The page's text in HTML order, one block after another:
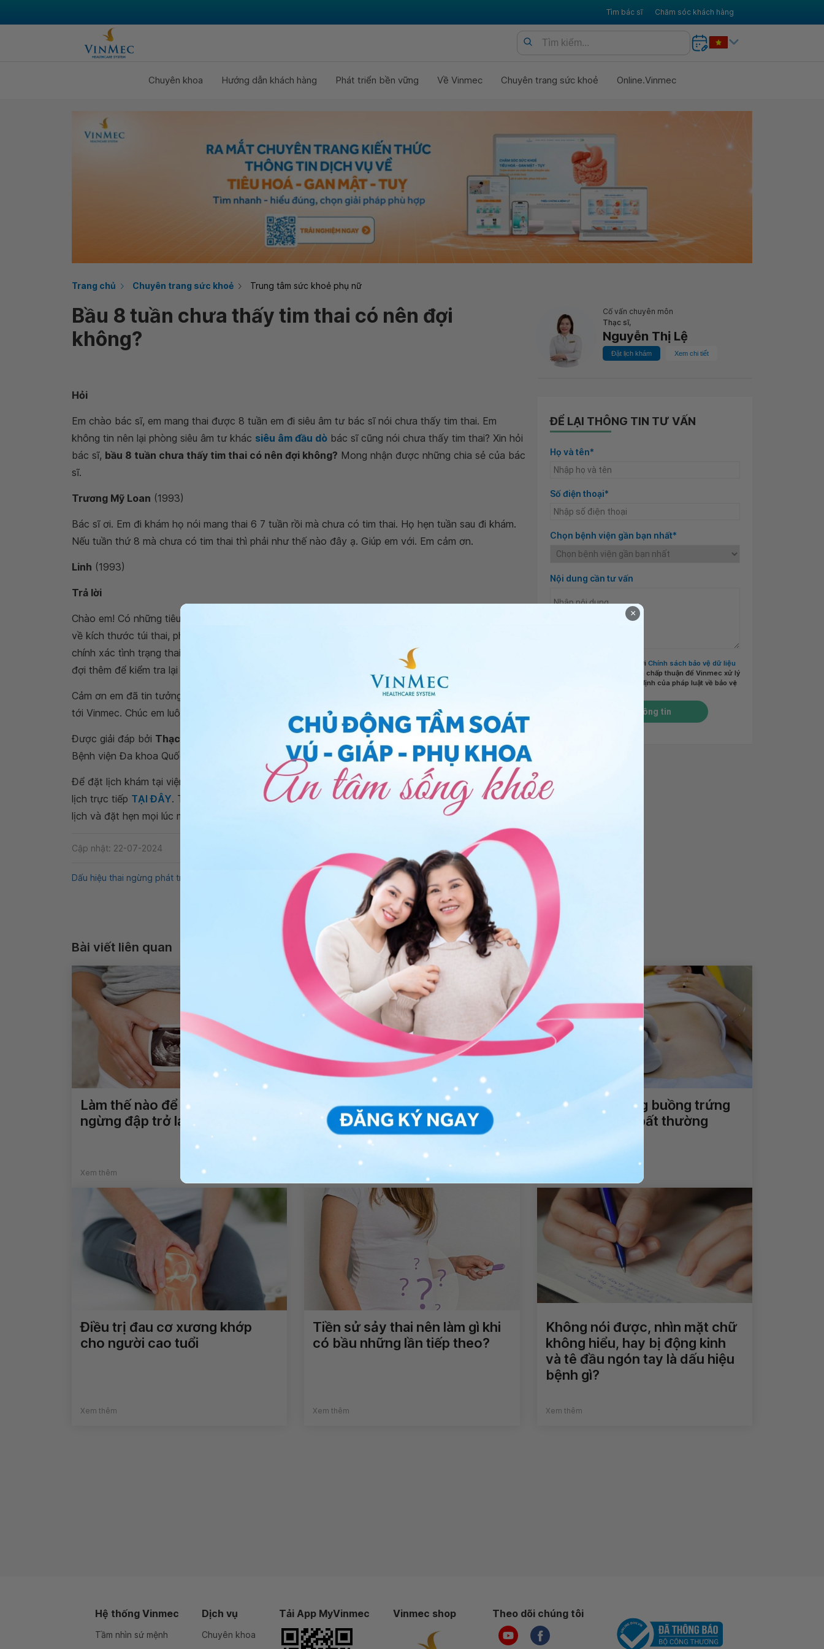
Tìm bác sĩ Chăm sóc khách hàng
Chuyên khoa Hướng dẫn khách hàng Phát triển bền vững Về Vinmec Chuyên trang sức khoẻ Online.Vinmec
Trang chủ Chuyên trang sức khoẻ Trung tâm sức khoẻ phụ nữ
Bầu 8 tuần chưa thấy tim thai có nên đợi
không?
Cố vấn chuyên môn
Thạc sĩ,
Nguyễn Thị Lệ
Đặt lịch khám Xem chi tiết
Hỏi
Em chào bác sĩ, em mang thai được 8 tuần em đi siêu âm tư bác sĩ nói chưa thấy tim thai. Em
không tin nên lại phòng siêu âm tư khác siêu âm đầu dò bác sĩ cũng nói chưa thấy tim thai? Xin hỏi
bác sĩ, bầu 8 tuần chưa thấy tim thai có nên đợi không? Mong nhận được những chia sẻ của bác
sĩ.
Trương Mỹ Loan (1993)
Bác sĩ ơi. Em đi khám họ nói mang thai 6 7 tuần rồi mà chưa có tim thai. Họ hẹn tuần sau đi khám.
Nếu tuần thứ 8 mà chưa có tim thai thì phải như thế nào đây ạ. Giúp em với. Em cảm ơn.
Linh (1993)
Trả lời
Chào em! Có những tiêu chuẩn để chẩn đoán thai ngưng tiến triển. Trong siêu âm đó là tiêu chuẩn
về kích thước túi thai, phôi thai cần thấy hoạt động của tim thai. Em nên trao đổi với bác sĩ để biết
chính xác tình trạng thai của mình. Nếu bác sĩ kết luận thai ngưng tiến triển thì em không nên chờ
đợi thêm để kiểm tra lại nữa.
Cảm ơn em đã tin tưởng và chia sẻ câu hỏi “
Bầu 8 tuần chưa thấy tim thai có nên đợi không?”
tới Vinmec. Chúc em luôn có sức khỏe tốt cùng một thai kỳ khỏe mạnh.
Được giải đáp bởi Thạc sĩ, Bác sĩ Nguyễn Thị Lệ
- Bác sĩ Sản Phụ khoa - Khoa Sản Phụ Khoa -
Bệnh viện Đa khoa Quốc tế Vinmec Đà Nẵng
Để đặt lịch khám tại viện, Quý khách vui lòng bấm sốHOTLINE, đặt mua GÓI DỊCH VỤhoặc đặt
lịch trực tiếp TẠI ĐÂY. Tải và đặt lịch khám tự động trên ứng dụng My Vinmec để quản lý, theo dõi
lịch và đặt hẹn mọi lúc mọi nơi ngay trên ứng dụng.
Cập nhật: 22-07-2024 Chia sẻ
Dấu hiệu thai ngừng phát triển Siêu âm tim thai Siêu âm đầu dò Sản khoa
ĐỂ LẠI THÔNG TIN TƯ VẤN
Họ và tên*
Số điện thoại*
Chọn bệnh viện gần bạn nhất*
Nội dung cần tư vấn
Tôi đã đọc và đồng ý với Chính sách bảo vệ dữ liệu
và chấp thuận để Vinmec xử lý
DLCN của tôi theo quy định của pháp luật về bảo vệ
Gửi thông tin
Bài viết liên quan
Làm thế nào để tim thai đã
ngừng đập trở lại bình thường?
Xem thêm
Sau khi sảy thai, quan hệ
không an toàn có khả năng thụ
thai không?
Siêu âm tử cung buồng trứng
xuất hiện màu bất thường
Điều trị đau cơ xương khớp
cho người cao tuổi
Xem thêm
Tiền sử sảy thai nên làm gì khi
có bầu những lần tiếp theo?
Xem thêm
Không nói được, nhìn mặt chữ
không hiểu, hay bị động kinh
và tê đầu ngón tay là dấu hiệu
bệnh gì?
Xem thêm
Hệ thống Vinmec
Tầm nhìn sứ mệnh
Dịch vụ
Chuyên khoa
Tải App MyVinmec Vinmec shop Theo dõi chúng tôi
×